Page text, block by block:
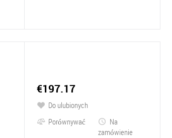
€197.17
Do ulubionych
Porównywać
Na
zamówienie